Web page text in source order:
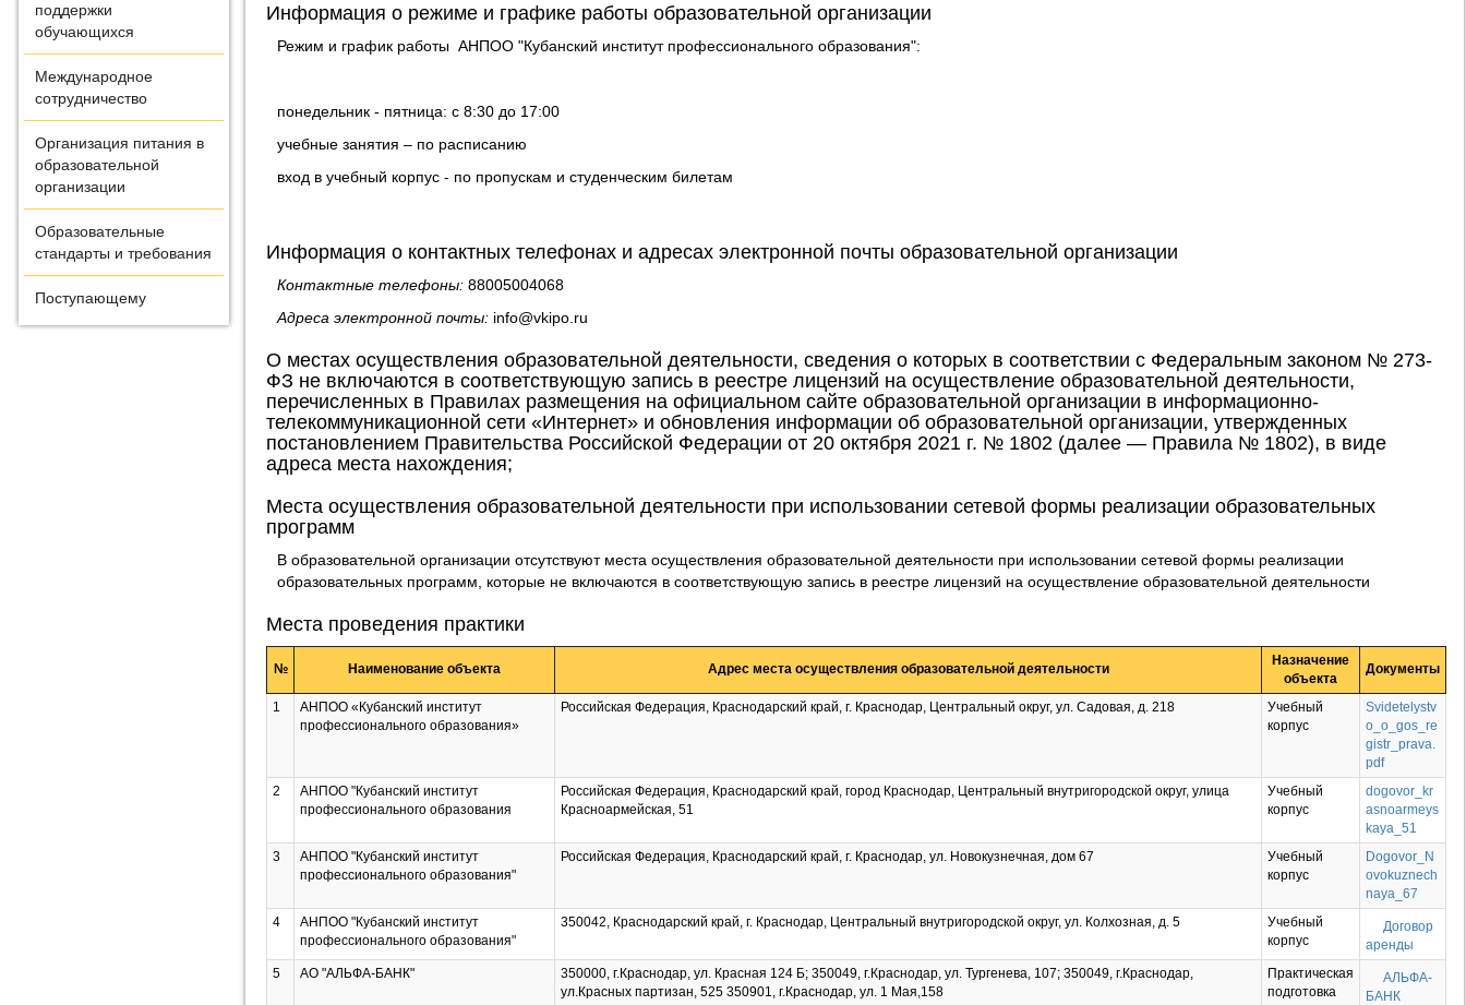
поддержки
обучающихся
Международное
сотрудничество
Организация питания в
образовательной
организации
Образовательные
стандарты и требования
Поступающему
Информация о режиме и графике работы образовательной организации
Режим и график работы АНПОО "Кубанский институт профессионального образования":
понедельник - пятница: с 8:30 до 17:00
учебные занятия – по расписанию
вход в учебный корпус - по пропускам и студенческим билетам
Информация о контактных телефонах и адресах электронной почты образовательной организации
Контактные телефоны: 88005004068
Адреса электронной почты: info@vkipo.ru
О местах осуществления образовательной деятельности, сведения о которых в соответствии с Федеральным законом № 273-
ФЗ не включаются в соответствующую запись в реестре лицензий на осуществление образовательной деятельности,
перечисленных в Правилах размещения на официальном сайте образовательной организации в информационно-
телекоммуникационной сети «Интернет» и обновления информации об образовательной организации, утвержденных
постановлением Правительства Российской Федерации от 20 октября 2021 г. № 1802 (далее — Правила № 1802), в виде
адреса места нахождения;
Места осуществления образовательной деятельности при использовании сетевой формы реализации образовательных
программ
В образовательной организации отсутствуют места осуществления образовательной деятельности при использовании сетевой формы реализации
образовательных программ, которые не включаются в соответствующую запись в реестре лицензий на осуществление образовательной деятельности
Места проведения практики
№ Наименование объекта Адрес места осуществления образовательной деятельности
Назначение
объекта
Документы
1
АНПОО «Кубанский институт
профессионального образования»
Российская Федерация, Краснодарский край, г. Краснодар, Центральный округ, ул. Садовая, д. 218
Учебный
корпус
Svidetelystv
o_o_gos_re
gistr_prava.
pdf
2
АНПОО "Кубанский институт
профессионального образования
Российская Федерация, Краснодарский край, город Краснодар, Центральный внутригородской округ, улица
Красноармейская, 51
Учебный
корпус
dogovor_kr
asnoarmeys
kaya_51
3
АНПОО "Кубанский институт
профессионального образования"
Российская Федерация, Краснодарский край, г. Краснодар, ул. Новокузнечная, дом 67
Учебный
корпус
Dogovor_N
ovokuznech
naya_67
4
АНПОО "Кубанский институт
профессионального образования"
350042, Краснодарский край, г. Краснодар, Центральный внутригородской округ, ул. Колхозная, д. 5
Учебный
корпус
Договор
аренды
5
АО "АЛЬФА-БАНК"
350000, г.Краснодар, ул. Красная 124 Б; 350049, г.Краснодар, ул. Тургенева, 107; 350049, г.Краснодар,
ул.Красных партизан, 525 350901, г.Краснодар, ул. 1 Мая,158
Практическая
подготовка
АЛЬФА-
БАНК